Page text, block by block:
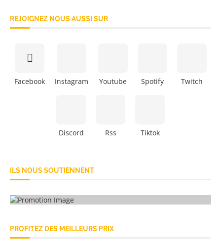
REJOIGNEZ NOUS AUSSI SUR
Facebook Instagram Youtube Spotify Twitch
Discord Rss Tiktok
ILS NOUS SOUTIENNENT
PROFITEZ DES MEILLEURS PRIX